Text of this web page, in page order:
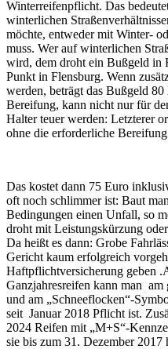
Winterreifenpflicht. Das
winterlichen
möchte, entweder mit Winter-
muss. Wer auf winterlichen
wird, dem droht ein Bußgeld in
Punkt in Flensburg. Wenn
werden, beträgt das Bußgeld
Bereifung, kann nicht nur für
Halter teuer werden: Letzterer
ohne die erforderliche
Das kostet dann 75 Euro
oft noch schlimmer ist: Baut
Bedingungen einen Unfall, so
droht mit Leistungskürzung
Da heißt es dann: Grobe
Gericht kaum erfolgreich
Haftpflichtversicherung geben
Ganzjahresreifen kann man
und am „Schneeflocken“-
seit Januar 2018 Pflicht ist.
2024 Reifen mit „M+S“-
sie bis zum 31. Dezember 2017